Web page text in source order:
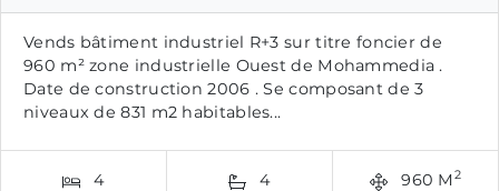
Vends bâtiment industriel R+3 sur titre foncier de
960 m² zone industrielle Ouest de Mohammedia .
Date de construction 2006 . Se composant de 3
niveaux de 831 m2 habitables...
4 4 960 M2